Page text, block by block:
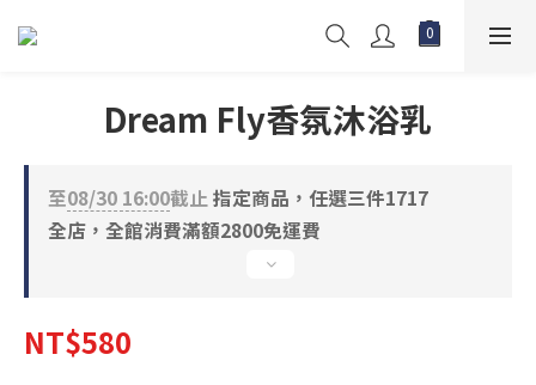
Dream Fly香氛沐浴乳
至08/30 16:00截止 指定商品，任選三件1717
全店，全館消費滿額2800免運費
NT$580